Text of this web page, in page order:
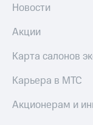
Новости
Акции
Карта салонов
Карьера в МТС
Акционерам и